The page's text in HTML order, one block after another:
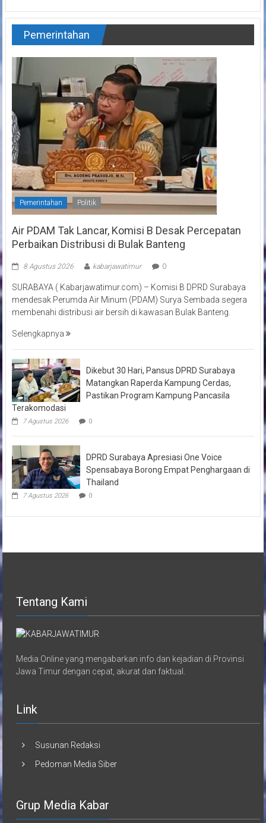
Pemerintahan
Pemerintahan Politik
Air PDAM Tak Lancar, Komisi B Desak Percepatan
Perbaikan Distribusi di Bulak Banteng
8 Agustus 2026 kabarjawatimur 0
SURABAYA ( Kabarjawatimur.com) – Komisi B DPRD Surabaya
mendesak Perumda Air Minum (PDAM) Surya Sembada segera
membenahi distribusi air bersih di kawasan Bulak Banteng.
Selengkapnya
Dikebut 30 Hari, Pansus DPRD Surabaya
Matangkan Raperda Kampung Cerdas,
Pastikan Program Kampung Pancasila
Terakomodasi
7 Agustus 2026 0
DPRD Surabaya Apresiasi One Voice
Spensabaya Borong Empat Penghargaan di
Thailand
7 Agustus 2026 0
Tentang Kami
Media Online yang mengabarkan info dan kejadian di Provinsi
Jawa Timur dengan cepat, akurat dan faktual.
Link
Susunan Redaksi
Pedoman Media Siber
Grup Media Kabar